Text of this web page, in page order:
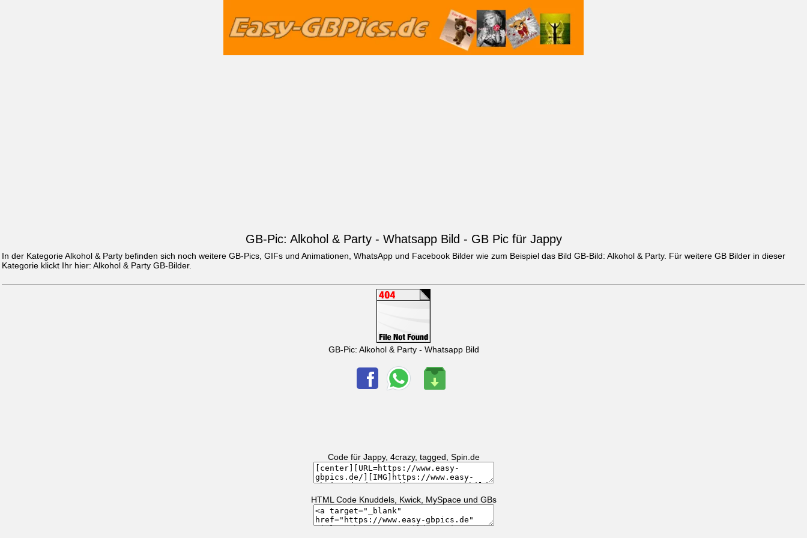
GB-Pic: Alkohol & Party - Whatsapp Bild - GB Pic für Jappy
In der Kategorie Alkohol & Party befinden sich noch weitere GB-Pics, GIFs und Animationen, WhatsApp und Facebook Bilder wie zum Beispiel das Bild GB-Bild: Alkohol & Party. Für weitere GB Bilder in dieser
Kategorie klickt Ihr hier: Alkohol & Party GB-Bilder.
GB-Pic: Alkohol & Party - Whatsapp Bild
Code für Jappy, 4crazy, tagged, Spin.de
HTML Code Knuddels, Kwick, MySpace und GBs